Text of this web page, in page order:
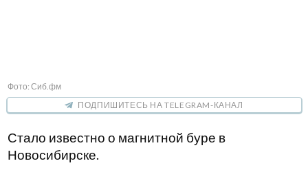
Фото: Сиб.фм
ПОДПИШИТЕСЬ НА TELEGRAM-КАНАЛ
Стало известно о магнитной буре в
Новосибирске.